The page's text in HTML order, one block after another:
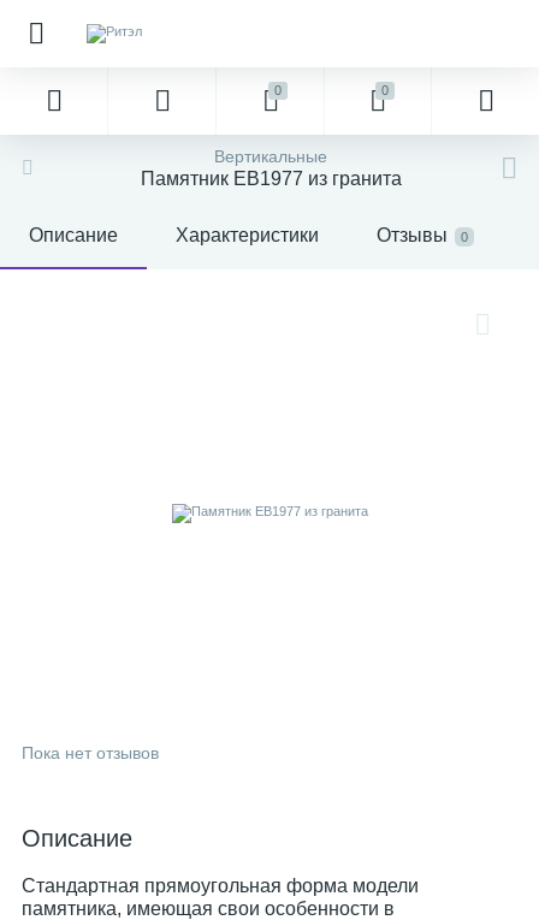
0 0
Вертикальные
Памятник EB1977 из гранита
Описание Характеристики Отзывы 0
Пока нет отзывов
Описание
Стандартная прямоугольная форма модели
памятника, имеющая свои особенности в